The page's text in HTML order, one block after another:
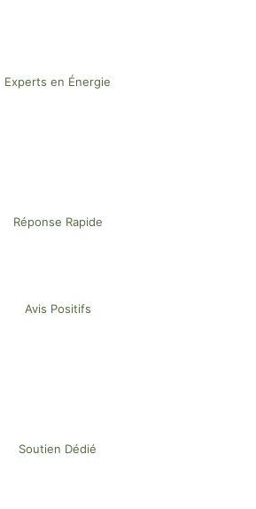
Experts en Énergie
Réponse Rapide
Avis Positifs
Soutien Dédié